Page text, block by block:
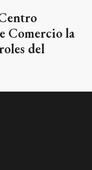
Comercio la
del